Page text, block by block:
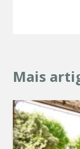
Mais